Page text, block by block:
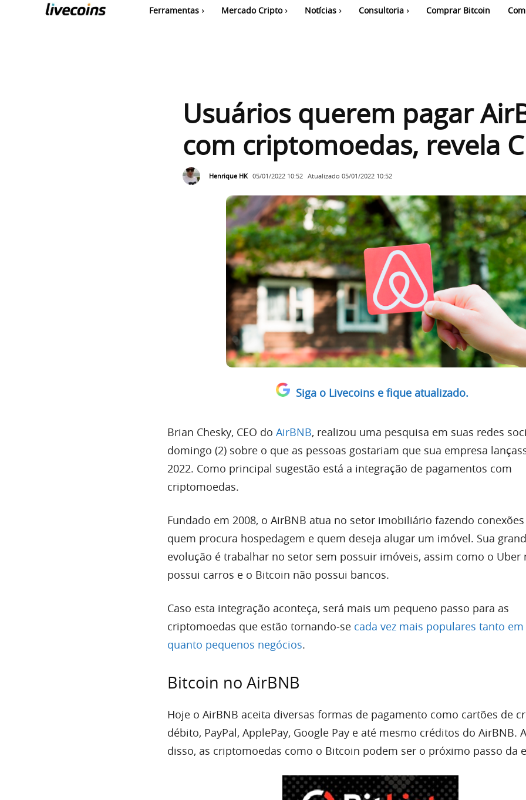
Ferramentas Mercado Cripto Notícias Consultoria Comprar Bitcoin
Usuários querem pagar
com criptomoedas, revela
Henrique HK 05/01/2022 10:52 Atualizado 05/01/2022 10:52
Siga o Livecoins e fique atualizado.
Brian Chesky, CEO do AirBNB, realizou uma pesquisa em suas redes
domingo (2) sobre o que as pessoas gostariam que sua empresa
2022. Como principal sugestão está a integração de pagamentos com
criptomoedas.
Fundado em 2008, o AirBNB atua no setor imobiliário fazendo
quem procura hospedagem e quem deseja alugar um imóvel. Sua
evolução é trabalhar no setor sem possuir imóveis, assim como o Uber
possui carros e o Bitcoin não possui bancos.
Caso esta integração aconteça, será mais um pequeno passo para as
criptomoedas que estão tornando-se cada vez mais populares tanto
quanto pequenos negócios.
Bitcoin no AirBNB
Hoje o AirBNB aceita diversas formas de pagamento como cartões de
débito, PayPal, ApplePay, Google Pay e até mesmo créditos do AirBNB.
disso, as criptomoedas como o Bitcoin podem ser o próximo passo da